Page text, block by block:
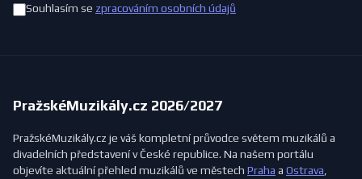
Souhlasím se zpracováním osobních údajů
PražskéMuzikály.cz 2026/2027
PražskéMuzikály.cz je váš kompletní průvodce světem muzikálů a
divadelních představení v České republice. Na našem portálu
objevíte aktuální přehled muzikálů ve městech Praha a Ostrava